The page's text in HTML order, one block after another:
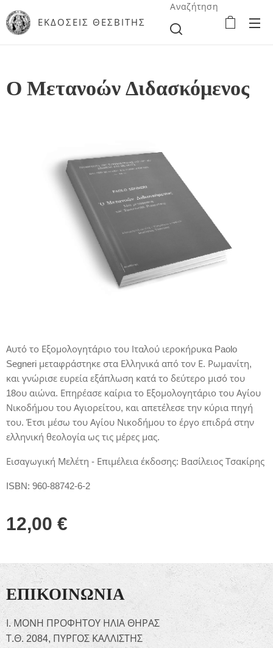
ΕΚΔΟΣΕΙΣ ΘΕΣΒΙΤΗΣ
Αναζήτηση
Ο Μετανοών Διδασκόμενος
Αυτό το Εξομολογητάριο του Ιταλού ιεροκήρυκα Paolo
Segneri μεταφράστηκε στα Ελληνικά από τον Ε. Ρωμανίτη,
και γνώρισε ευρεία εξάπλωση κατά το δεύτερο μισό του
18ου αιώνα. Επηρέασε καίρια το Εξομολογητάριο του Αγίου
Νικοδήμου του Αγιορείτου, και απετέλεσε την κύρια πηγή
του. Έτσι μέσω του Αγίου Νικοδήμου το έργο επιδρά στην
ελληνική θεολογία ως τις μέρες μας.
Εισαγωγική Μελέτη - Επιμέλεια έκδοσης: Βασίλειος Τσακίρης
ISBN: 960-88742-6-2
12,00 €
ΕΠΙΚΟΙΝΩΝΙΑ
Ι. ΜΟΝΗ ΠΡΟΦΗΤΟΥ ΗΛΙΑ ΘΗΡΑΣ
Τ.Θ. 2084, ΠΥΡΓΟΣ ΚΑΛΛΙΣΤΗΣ